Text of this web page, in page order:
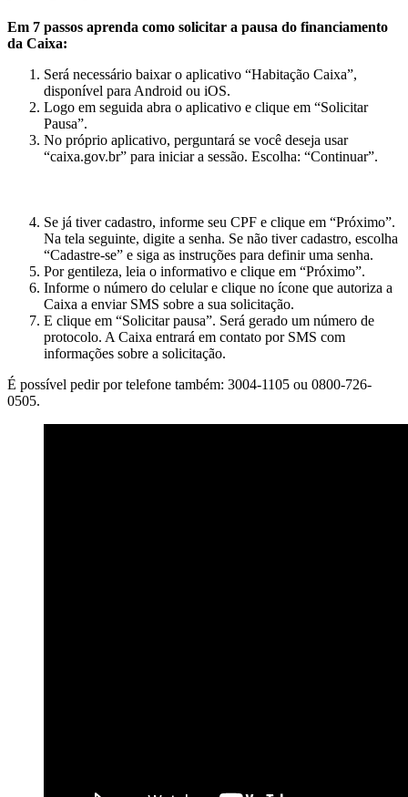
Em 7 passos aprenda como solicitar a pausa do financiamento
da Caixa:
Será necessário baixar o aplicativo “Habitação Caixa”,
disponível para Android ou iOS.
Logo em seguida abra o aplicativo e clique em “Solicitar
Pausa”.
No próprio aplicativo, perguntará se você deseja usar
“caixa.gov.br” para iniciar a sessão. Escolha: “Continuar”.
Se já tiver cadastro, informe seu CPF e clique em “Próximo”.
Na tela seguinte, digite a senha. Se não tiver cadastro, escolha
“Cadastre-se” e siga as instruções para definir uma senha.
Por gentileza, leia o informativo e clique em “Próximo”.
Informe o número do celular e clique no ícone que autoriza a
Caixa a enviar SMS sobre a sua solicitação.
E clique em “Solicitar pausa”. Será gerado um número de
protocolo. A Caixa entrará em contato por SMS com
informações sobre a solicitação.
É possível pedir por telefone também: 3004-1105 ou 0800-726-
0505.